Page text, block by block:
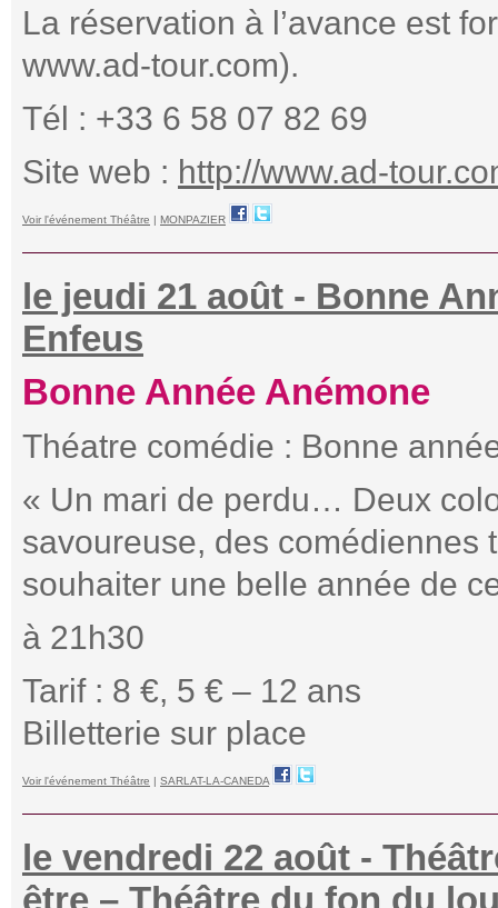
La réservation à l’avance est
www.ad-tour.com).
Tél : +33 6 58 07 82 69
Site web : http://www.ad-
Voir l'événement Théâtre | MONPAZIER
le jeudi 21 août - Bonne
Enfeus
Bonne Année Anémone
Théatre comédie : Bonne
« Un mari de perdu… Deux
savoureuse, des
souhaiter une belle année de
à 21h30
Tarif : 8 €, 5 € – 12 ans
Billetterie sur place
Voir l'événement Théâtre | SARLAT-LA-CANEDA
le vendredi 22 août -
être – Théâtre du fon du